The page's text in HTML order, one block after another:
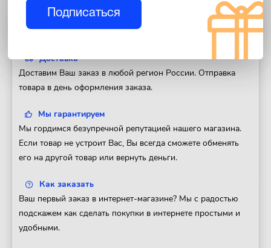
Доставка
Доставим Ваш заказ в любой регион России. Отправка
товара в день оформления заказа.
Мы гарантируем
Мы гордимся безупречной репутацией нашего магазина.
Если товар не устроит Вас, Вы всегда сможете обменять
его на другой товар или вернуть деньги.
Как заказать
Ваш первый заказ в интернет-магазине? Мы с радостью
подскажем как сделать покупки в интернете простыми и
удобными.
Подписаться